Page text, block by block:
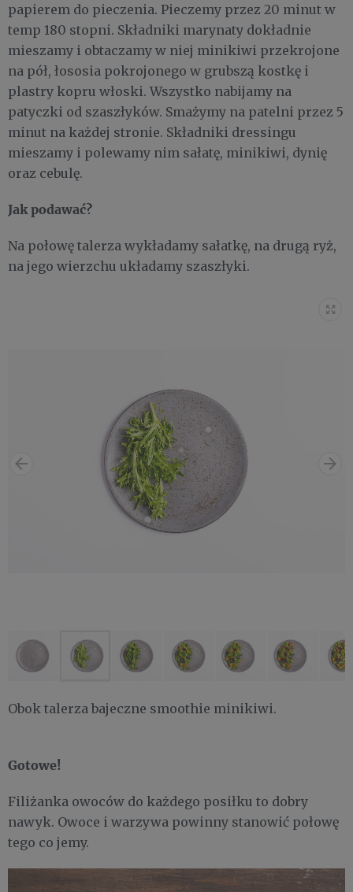
papierem do pieczenia. Pieczemy przez 20 minut w
temp 180 stopni. Składniki marynaty dokładnie
mieszamy i obtaczamy w niej minikiwi przekrojone
na pół, łososia pokrojonego w grubszą kostkę i
plastry kopru włoski. Wszystko nabijamy na
patyczki od szaszłyków. Smażymy na patelni przez 5
minut na każdej stronie. Składniki dressingu
mieszamy i polewamy nim sałatę, minikiwi, dynię
oraz cebulę.
Jak podawać?
Na połowę talerza wykładamy sałatkę, na drugą ryż,
na jego wierzchu układamy szaszłyki.
Obok talerza bajeczne smoothie minikiwi.
Gotowe!
Filiżanka owoców do każdego posiłku to dobry
nawyk. Owoce i warzywa powinny stanowić połowę
tego co jemy.